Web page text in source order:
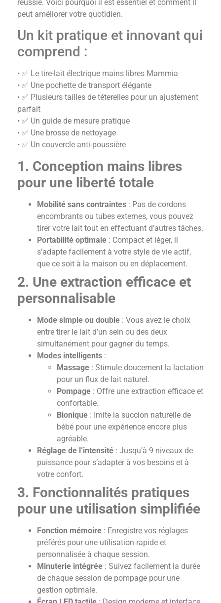
réussie. Voici pourquoi il est essentiel et comment il
peut améliorer votre quotidien.
Un kit pratique et innovant qui
comprend :
• ✅ Le tire-lait électrique mains libres Mammia
• ✅ Une pochette de transport élégante
• ✅ Plusieurs tailles de téterelles pour un ajustement
parfait
• ✅ Un guide de mesure pratique
• ✅ Une brosse de nettoyage
• ✅ Un couvercle anti-poussière
1. Conception mains libres
pour une liberté totale
Mobilité sans contraintes : Pas de cordons
encombrants ou tubes externes, vous pouvez
tirer votre lait tout en effectuant d’autres tâches.
Portabilité optimale : Compact et léger, il
s’adapte facilement à votre style de vie actif,
que ce soit à la maison ou en déplacement.
2. Une extraction efficace et
personnalisable
Mode simple ou double : Vous avez le choix
entre tirer le lait d’un sein ou des deux
simultanément pour gagner du temps.
Modes intelligents :
Massage : Stimule doucement la lactation
pour un flux de lait naturel.
Pompage : Offre une extraction efficace et
confortable.
Bionique : Imite la succion naturelle de
bébé pour une expérience encore plus
agréable.
Réglage de l’intensité : Jusqu’à 9 niveaux de
puissance pour s’adapter à vos besoins et à
votre confort.
3. Fonctionnalités pratiques
pour une utilisation simplifiée
Fonction mémoire : Enregistre vos réglages
préférés pour une utilisation rapide et
personnalisée à chaque session.
Minuterie intégrée : Suivez facilement la durée
de chaque session de pompage pour une
gestion optimale.